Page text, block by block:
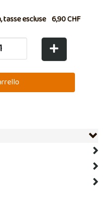
tasse escluse 6,90 CHF